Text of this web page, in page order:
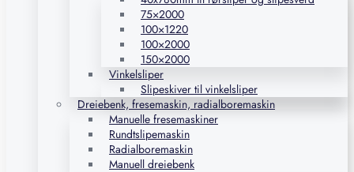
75×2000
100×1220
100×2000
150×2000
Vinkelsliper
Slipeskiver til vinkelsliper
Dreiebenk, fresemaskin, radialboremaskin
Manuelle fresemaskiner
Rundtslipemaskin
Radialboremaskin
Manuell dreiebenk